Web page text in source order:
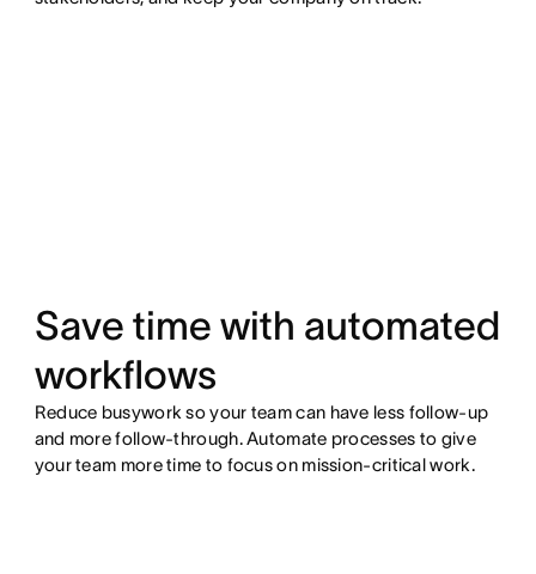
Save time with automated
workflows
Reduce busywork so your team can have less follow-up
and more follow-through. Automate processes to give
your team more time to focus on mission-critical work.